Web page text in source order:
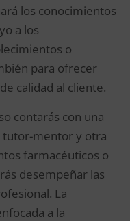
los conocimientos
a los
o
para ofrecer
calidad al cliente.
contarás con una
tutor-mentor y otra
farmacéuticos o
desempeñar las
La
a la